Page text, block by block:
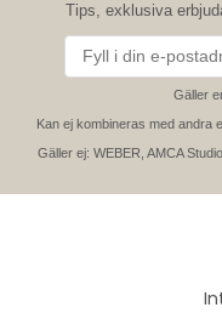
Tips, exklusiva
Gäller
Kan ej kombineras med andra
Gäller ej: WEBER, AMCA